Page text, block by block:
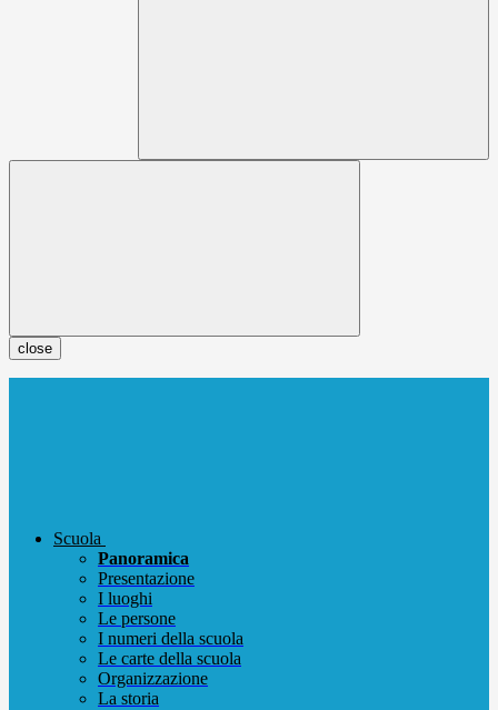
close
Scuola
Panoramica
Presentazione
I luoghi
Le persone
I numeri della scuola
Le carte della scuola
Organizzazione
La storia